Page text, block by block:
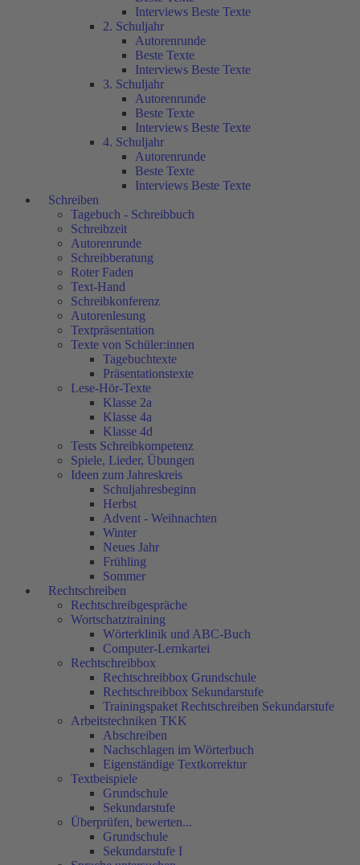
Interviews Beste Texte
2. Schuljahr
Autorenrunde
Beste Texte
Interviews Beste Texte
3. Schuljahr
Autorenrunde
Beste Texte
Interviews Beste Texte
4. Schuljahr
Autorenrunde
Beste Texte
Interviews Beste Texte
Schreiben
Tagebuch - Schreibbuch
Schreibzeit
Autorenrunde
Schreibberatung
Roter Faden
Text-Hand
Schreibkonferenz
Autorenlesung
Textpräsentation
Texte von Schüler:innen
Tagebuchtexte
Präsentationstexte
Lese-Hör-Texte
Klasse 2a
Klasse 4a
Klasse 4d
Tests Schreibkompetenz
Spiele, Lieder, Übungen
Ideen zum Jahreskreis
Schuljahresbeginn
Herbst
Advent - Weihnachten
Winter
Neues Jahr
Frühling
Sommer
Rechtschreiben
Rechtschreibgespräche
Wortschatztraining
Wörterklinik und ABC-Buch
Computer-Lernkartei
Rechtschreibbox
Rechtschreibbox Grundschule
Rechtschreibbox Sekundarstufe
Trainingspaket Rechtschreiben Sekundarstufe
Arbeitstechniken TKK
Abschreiben
Nachschlagen im Wörterbuch
Eigenständige Textkorrektur
Textbeispiele
Grundschule
Sekundarstufe
Überprüfen, bewerten...
Grundschule
Sekundarstufe I